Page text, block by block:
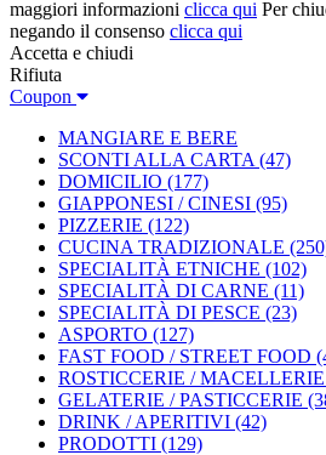
maggiori informazioni clicca qui Per
negando il consenso clicca qui
Accetta e chiudi
Rifiuta
Coupon
MANGIARE E BERE
SCONTI ALLA CARTA (47)
DOMICILIO (177)
GIAPPONESI / CINESI (95)
PIZZERIE (122)
CUCINA TRADIZIONALE
SPECIALITÀ ETNICHE (102)
SPECIALITÀ DI CARNE (11)
SPECIALITÀ DI PESCE (23)
ASPORTO (127)
FAST FOOD / STREET FOOD
ROSTICCERIE / MACELLERIE
GELATERIE / PASTICCERIE
DRINK / APERITIVI (42)
PRODOTTI (129)